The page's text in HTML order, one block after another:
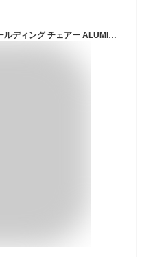
DULTON ダルトン アルミニウム フォールディング チェアー ALUMINUM FOLDING CHAIR 折りたたみ式 アームチェア ガーデンチェア 椅子 おしゃれ モダン家具 インポート